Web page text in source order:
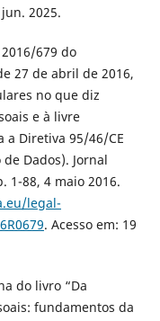
2025.
2016/679 do
27 de abril de 2016,
no que diz
e à livre
a Diretiva 95/46/CE
Dados). Jornal
1-88, 4 maio 2016.
legal-
. Acesso em: 19
do livro “Da
fundamentos da